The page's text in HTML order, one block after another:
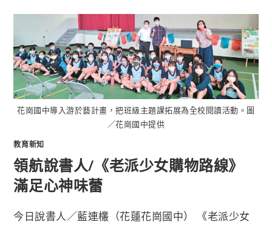
花崗國中導入游於藝計畫，把班級主題課拓展為全校閱讀活動。圖
／花崗國中提供
教育新知
領航說書人/《老派少女購物路線》
滿足心神味蕾
今日說書人／藍連欉（花蓮花崗國中） 《老派少女